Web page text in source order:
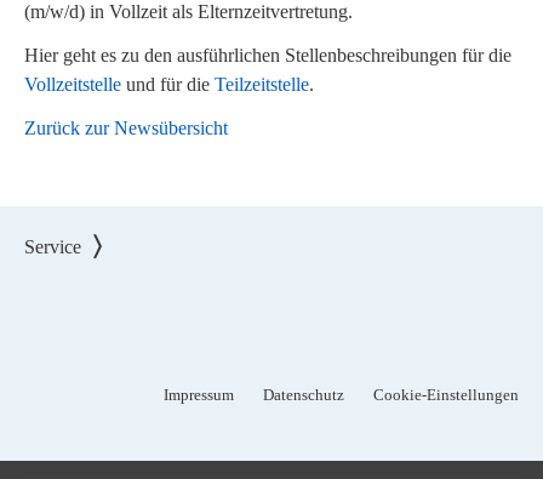
(m/w/d) in Vollzeit als Elternzeitvertretung.
Hier geht es zu den ausführlichen Stellenbeschreibungen für die
Vollzeitstelle und für die Teilzeitstelle.
Zurück zur Newsübersicht
Service
Impressum Datenschutz Cookie-Einstellungen